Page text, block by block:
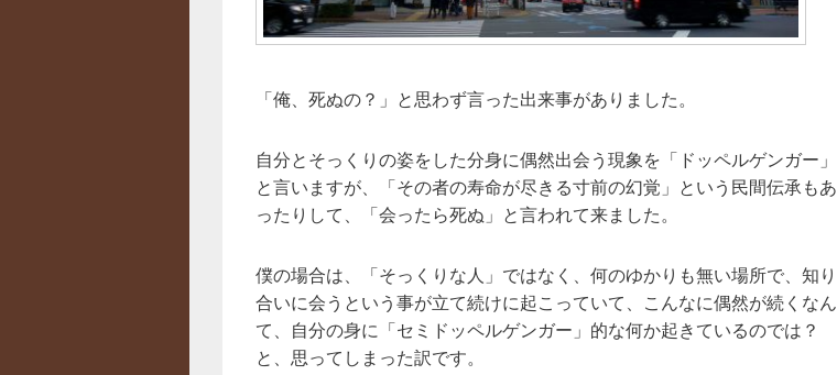
「俺、死ぬの？」と思わず言った出来事がありました。
自分とそっくりの姿をした分身に偶然出会う現象を「ドッペルゲンガー」
と言いますが、「その者の寿命が尽きる寸前の幻覚」という民間伝承もあ
ったりして、「会ったら死ぬ」と言われて来ました。
僕の場合は、「そっくりな人」ではなく、何のゆかりも無い場所で、知り
合いに会うという事が立て続けに起こっていて、こんなに偶然が続くなん
て、自分の身に「セミドッペルゲンガー」的な何か起きているのでは？
と、思ってしまった訳です。